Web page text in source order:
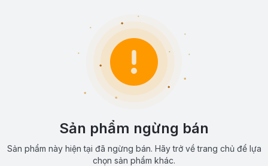
Sản phẩm ngừng bán
Sản phẩm này hiện tại đã ngừng bán. Hãy trở về trang chủ để lựa
chọn sản phẩm khác.